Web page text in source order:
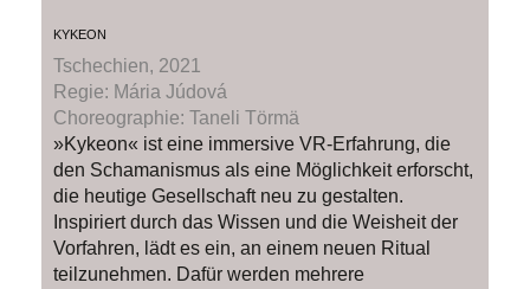
KYKEON
Tschechien, 2021
Regie: Mária Júdová
Choreographie: Taneli Törmä
»Kykeon« ist eine immersive VR-Erfahrung, die
den Schamanismus als eine Möglichkeit erforscht,
die heutige Gesellschaft neu zu gestalten.
Inspiriert durch das Wissen und die Weisheit der
Vorfahren, lädt es ein, an einem neuen Ritual
teilzunehmen. Dafür werden mehrere